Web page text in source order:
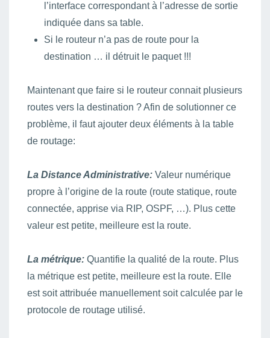
l’interface correspondant à l’adresse de sortie
indiquée dans sa table.
Si le routeur n’a pas de route pour la
destination … il détruit le paquet !!!
Maintenant que faire si le routeur connait plusieurs
routes vers la destination ? Afin de solutionner ce
problème, il faut ajouter deux éléments à la table
de routage:
La Distance Administrative: Valeur numérique
propre à l’origine de la route (route statique, route
connectée, apprise via RIP, OSPF, …). Plus cette
valeur est petite, meilleure est la route.
La métrique: Quantifie la qualité de la route. Plus
la métrique est petite, meilleure est la route. Elle
est soit attribuée manuellement soit calculée par le
protocole de routage utilisé.